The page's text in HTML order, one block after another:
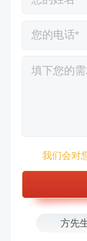
我们会对
张先
方先
樊先